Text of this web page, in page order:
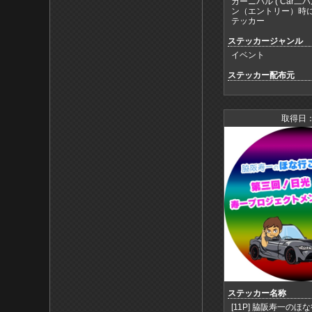
ン（エントリー）時
テッカー
ステッカージャンル
イベント
ステッカー配布元
取得日
ステッカー名称
[11P] 脇阪寿一のほ